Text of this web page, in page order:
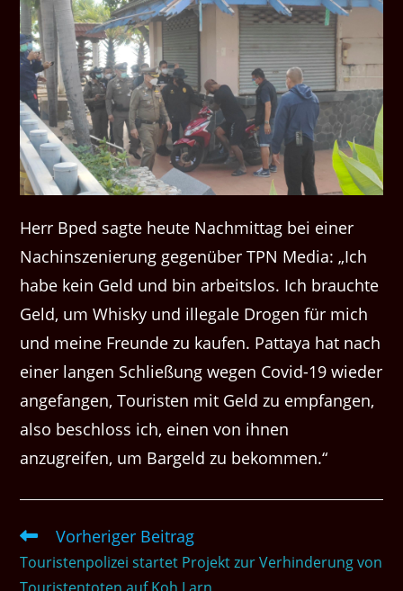
Herr Bped sagte heute Nachmittag bei einer
Nachinszenierung gegenüber TPN Media: „Ich
habe kein Geld und bin arbeitslos. Ich brauchte
Geld, um Whisky und illegale Drogen für mich
und meine Freunde zu kaufen. Pattaya hat nach
einer langen Schließung wegen Covid-19 wieder
angefangen, Touristen mit Geld zu empfangen,
also beschloss ich, einen von ihnen
anzugreifen, um Bargeld zu bekommen.“
Weitere
ansehen
Vorheriger Beitrag
Touristenpolizei startet Projekt zur Verhinderung von